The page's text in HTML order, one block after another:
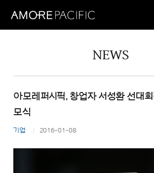
NEWS
아모레퍼시픽, 창업자 서성환 선대
모식
기업 2016-01-08